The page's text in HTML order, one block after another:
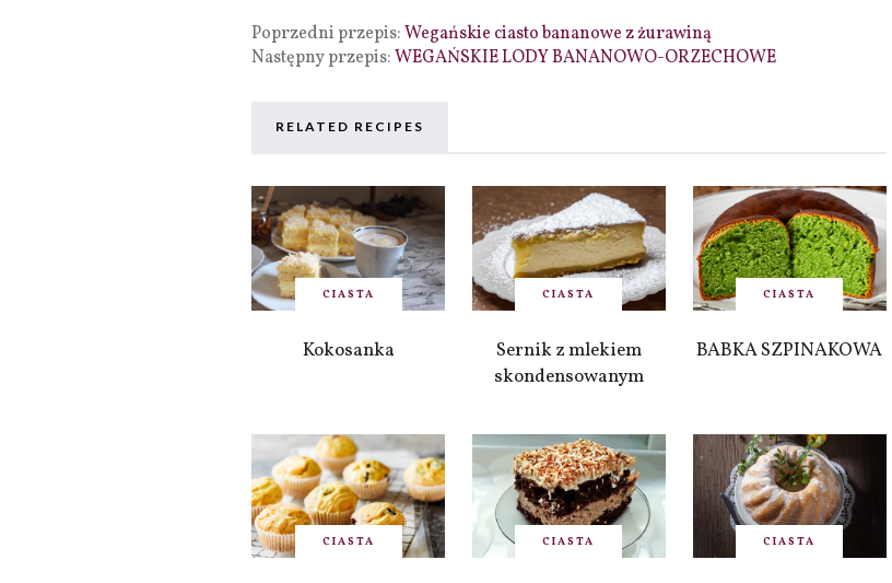
Poprzedni przepis:Wegańskie ciasto bananowe z żurawiną
Następny przepis:WEGAŃSKIE LODY BANANOWO-ORZECHOWE
RELATED RECIPES
CIASTA
Kokosanka
CIASTA
Sernik z mlekiem
skondensowanym
CIASTA
BABKA SZPINAKOWA
CIASTA CIASTA CIASTA